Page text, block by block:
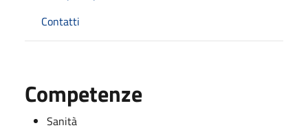
Contatti
Competenze
Sanità